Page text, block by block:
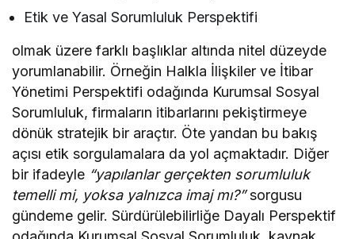
Etik ve Yasal Sorumluluk Perspektifi
olmak üzere farklı başlıklar altında nitel düzeyde
yorumlanabilir. Örneğin Halkla İlişkiler ve İtibar
Yönetimi Perspektifi odağında Kurumsal Sosyal
Sorumluluk, firmaların itibarlarını pekiştirmeye
dönük stratejik bir araçtır. Öte yandan bu bakış
açısı etik sorgulamalara da yol açmaktadır. Diğer
bir ifadeyle “yapılanlar gerçekten sorumluluk
temelli mi, yoksa yalnızca imaj mı?”sorgusu
gündeme gelir. Sürdürülebilirliğe Dayalı Perspektif